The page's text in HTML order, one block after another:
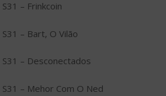
– Frinkcoin
– Bart, O Vilão
– Desconectados
– Mehor Com O Ned